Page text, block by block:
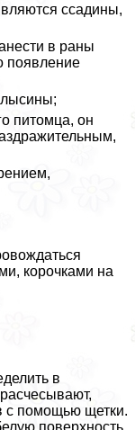
ссадины,
в раны
появление
питомца, он
корочками на
в
с помощью щетки.
поверхность,